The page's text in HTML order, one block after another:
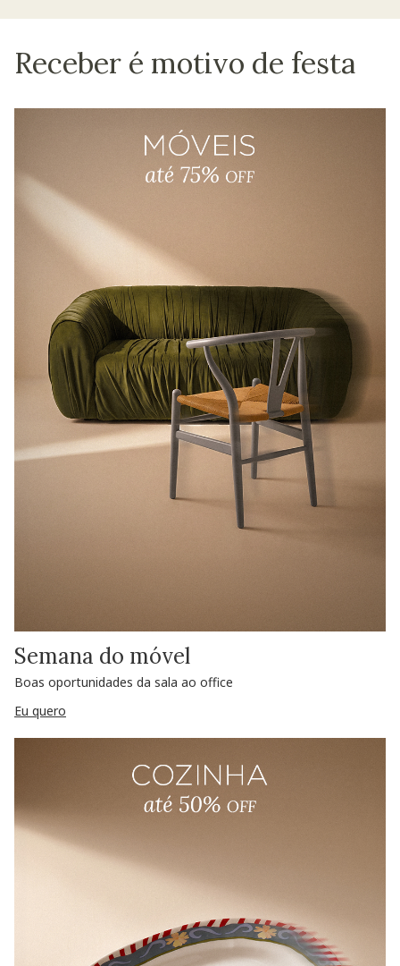
Receber é motivo de festa
Semana do móvel
Boas oportunidades da sala ao office
Eu quero